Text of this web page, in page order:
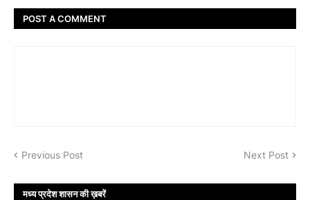
POST A COMMENT
Previous Post Next Post
मध्य प्रदेश शासन की ख़बरें